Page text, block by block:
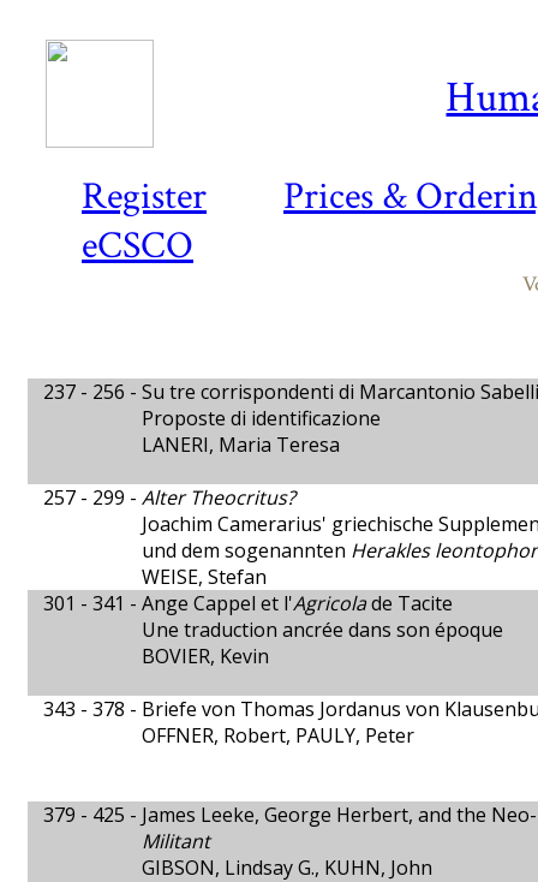
Register
Prices &
eCSCO
237 - 256 - Su tre corrispondenti di Marcantonio
Proposte di identificazione
LANERI, Maria Teresa
257 - 299 - Alter Theocritus?
Joachim Camerarius' griechische
und dem sogenannten Herakles
WEISE, Stefan
301 - 341 - Ange Cappel et l'Agricolade Tacite
Une traduction ancrée dans son époque
BOVIER, Kevin
343 - 378 - Briefe von Thomas Jordanus von
OFFNER, Robert, PAULY, Peter
379 - 425 - James Leeke, George Herbert, and the
Militant
GIBSON, Lindsay G., KUHN, John